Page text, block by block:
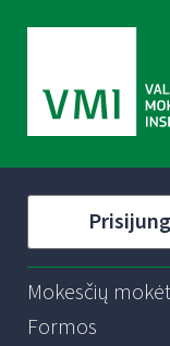
Mokesčių
Formos